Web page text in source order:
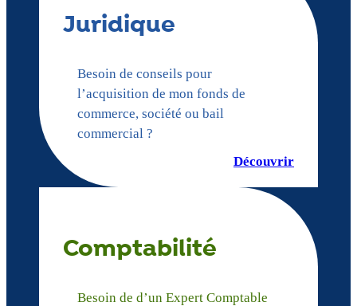
Juridique
Besoin de conseils pour
l’acquisition de mon fonds de
commerce, société ou bail
commercial ?
Découvrir
Comptabilité
Besoin de d’un Expert Comptable